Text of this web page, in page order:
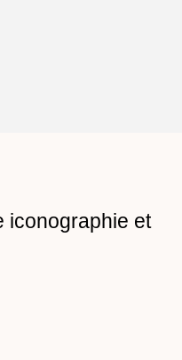
iconographie et